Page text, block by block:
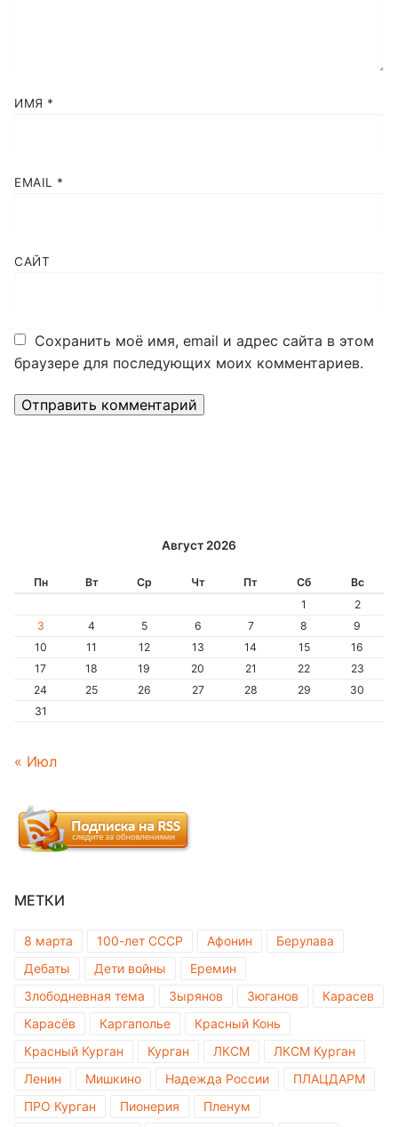
ИМЯ *
EMAIL *
САЙТ
Сохранить моё имя, email и адрес сайта в этом
браузере для последующих моих комментариев.
Август 2026
Пн Вт Ср Чт Пт Сб
Вс
1
2
3
4 5 6 7 8
9
10
11 12 13 14 15
16
17
18 19 20 21 22
23
24
25 26 27 28 29
30
31
« Июл
МЕТКИ
8 марта 100-лет СССР Афонин
Берулава
Дебаты
Дети войны
Еремин
Злободневная тема
Зырянов Зюганов
Карасев
Карасёв
Каргаполье
Красный Конь
Красный Курган
Курган ЛКСМ
ЛКСМ Курган
Ленин
Мишкино Надежда России
ПЛАЦДАРМ
ПРО Курган
Пионерия
Пленум